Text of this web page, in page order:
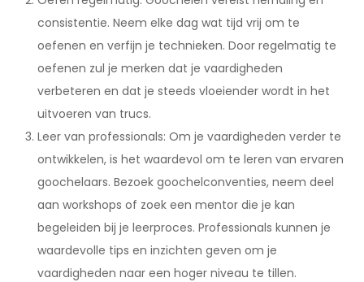
consistentie. Neem elke dag wat tijd vrij om te
oefenen en verfijn je technieken. Door regelmatig te
oefenen zul je merken dat je vaardigheden
verbeteren en dat je steeds vloeiender wordt in het
uitvoeren van trucs.
Leer van professionals: Om je vaardigheden verder te
ontwikkelen, is het waardevol om te leren van ervaren
goochelaars. Bezoek goochelconventies, neem deel
aan workshops of zoek een mentor die je kan
begeleiden bij je leerproces. Professionals kunnen je
waardevolle tips en inzichten geven om je
vaardigheden naar een hoger niveau te tillen.